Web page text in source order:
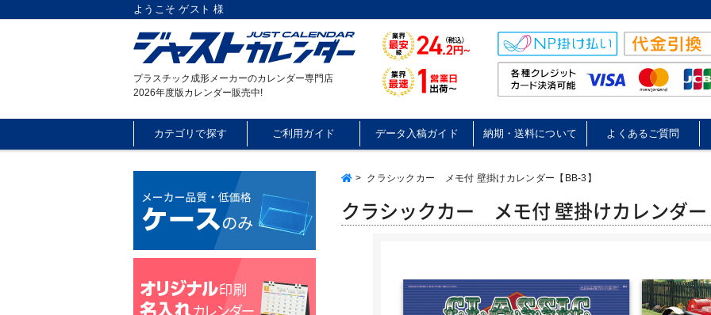
ようこそ ゲスト 様
プラスチック成形メーカーのカレンダー専門店
2026年度版カレンダー販売中!
カテゴリで探す ご利用ガイド データ入稿ガイド 納期・送料について よくあるご質問
> クラシックカー メモ付 壁掛けカレンダー【BB-3】
クラシックカー メモ付 壁掛けカレンダ